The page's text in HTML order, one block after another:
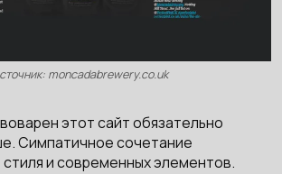
moncadabrewery.co.uk
этот сайт обязательно
Симпатичное сочетание
стиля и современных элементов.